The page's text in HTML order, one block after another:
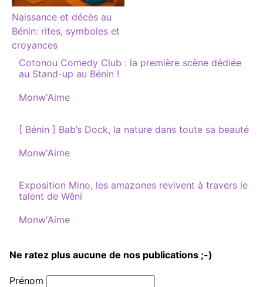
Naissance et décès au
Bénin: rites, symboles et
croyances
Cotonou Comedy Club : la première scène dédiée
au Stand-up au Bénin !
Par rapport à
Monw'Aime
[ Bénin ] Bab’s Dock, la nature dans toute sa beauté
Par rapport à
Monw'Aime
Exposition Mino, les amazones revivent à travers le
talent de Wêni
Par rapport à
Monw'Aime
Ne ratez plus aucune de nos publications ;-)
Prénom